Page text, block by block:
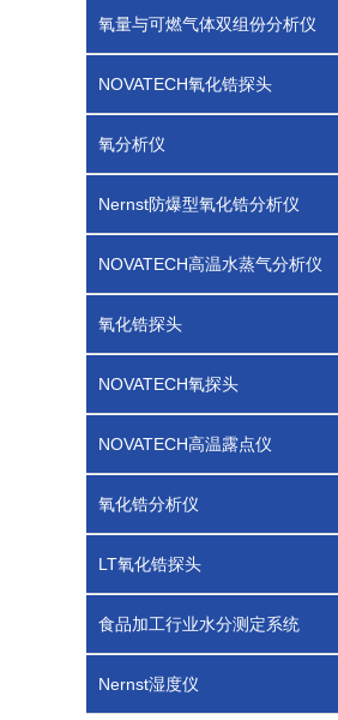
氧量与可燃气体双组份分析仪
NOVATECH氧化锆探头
氧分析仪
Nernst防爆型氧化锆分析仪
NOVATECH高温水蒸气分析仪
氧化锆探头
NOVATECH氧探头
NOVATECH高温露点仪
氧化锆分析仪
LT氧化锆探头
食品加工行业水分测定系统
Nernst湿度仪